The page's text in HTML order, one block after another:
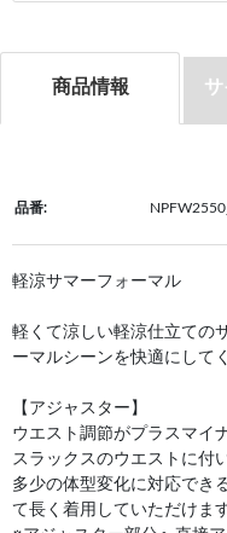
商品情報
品番:
軽涼サマーフォーマル
軽くて涼しい軽涼仕立ての
ーマルシーンを快適にして
【アジャスター】
ウエスト調節がプラスマイ
スラックスのウエストに付
多少の体型変化に対応でき
て長く着用していただけます